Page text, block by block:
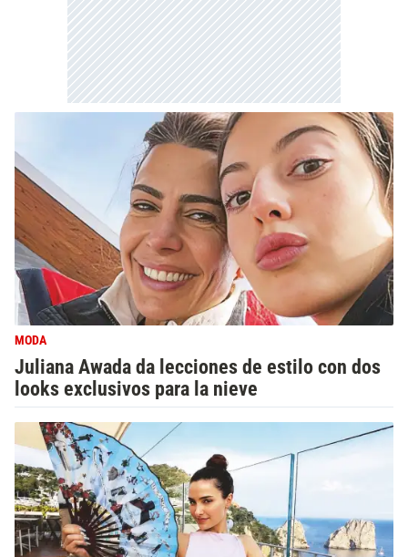
MODA
Juliana Awada da lecciones de estilo con dos
looks exclusivos para la nieve